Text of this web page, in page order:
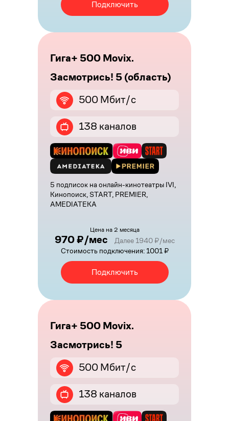
Подключить
Гига+ 500 Movix.
Засмотрись! 5 (область)
500 Мбит/с
138 каналов
5 подписок на онлайн-кинотеатры IVI,
Кинопоиск, START, PREMIER,
AMEDIATEKA
Цена на 2 месяца
970 ₽/мес
Далее 1940 ₽/мес
Стоимость подключения: 1001 ₽
Подключить
Гига+ 500 Movix.
Засмотрись! 5
500 Мбит/с
138 каналов